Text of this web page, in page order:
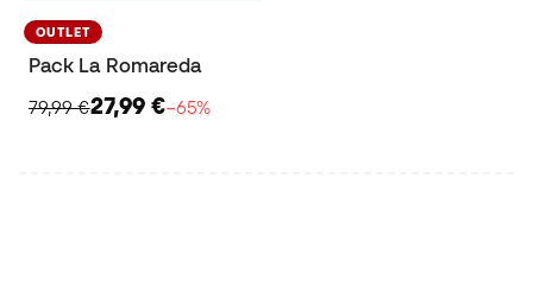
OUTLET
Pack La Romareda
79,99 €27,99 €−65%